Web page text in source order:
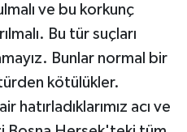
ve bu korkunç
Bu tür suçları
Bunlar normal bir
kötülükler.
hatırladıklarımız acı ve